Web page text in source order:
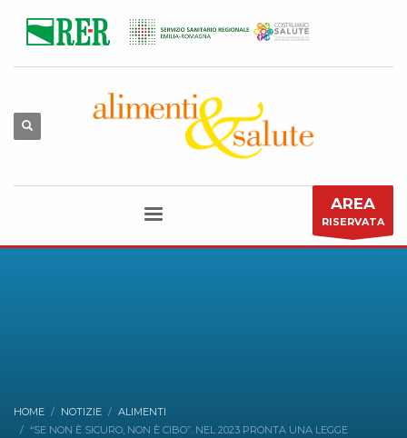
AREA
RISERVATA
HOME NOTIZIE
ALIMENTI
“SE NON È SICURO, NON È CIBO”. NEL 2023 PRONTA UNA LEGGE